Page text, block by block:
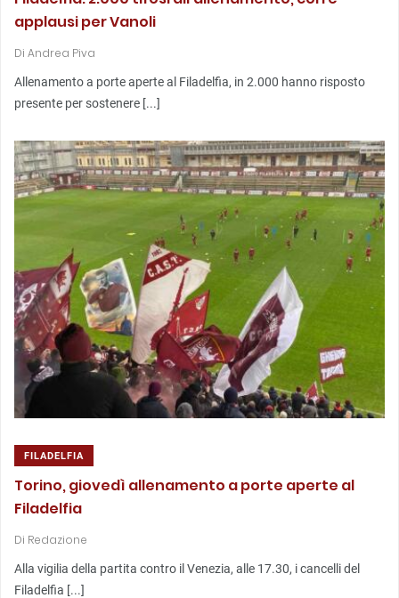
applausi per Vanoli
Di Andrea Piva
Allenamento a porte aperte al Filadelfia, in 2.000 hanno risposto
presente per sostenere [...]
FILADELFIA
Torino, giovedì allenamento a porte aperte al
Filadelfia
Di Redazione
Alla vigilia della partita contro il Venezia, alle 17.30, i cancelli del
Filadelfia [...]